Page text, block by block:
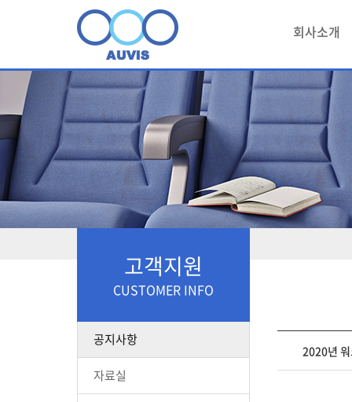
회사소개
고객지원
CUSTOMER INFO
공지사항
자료실
2020년